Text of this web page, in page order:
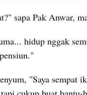
sapa Pak Anwar,
hidup nggak
"Saya sempat